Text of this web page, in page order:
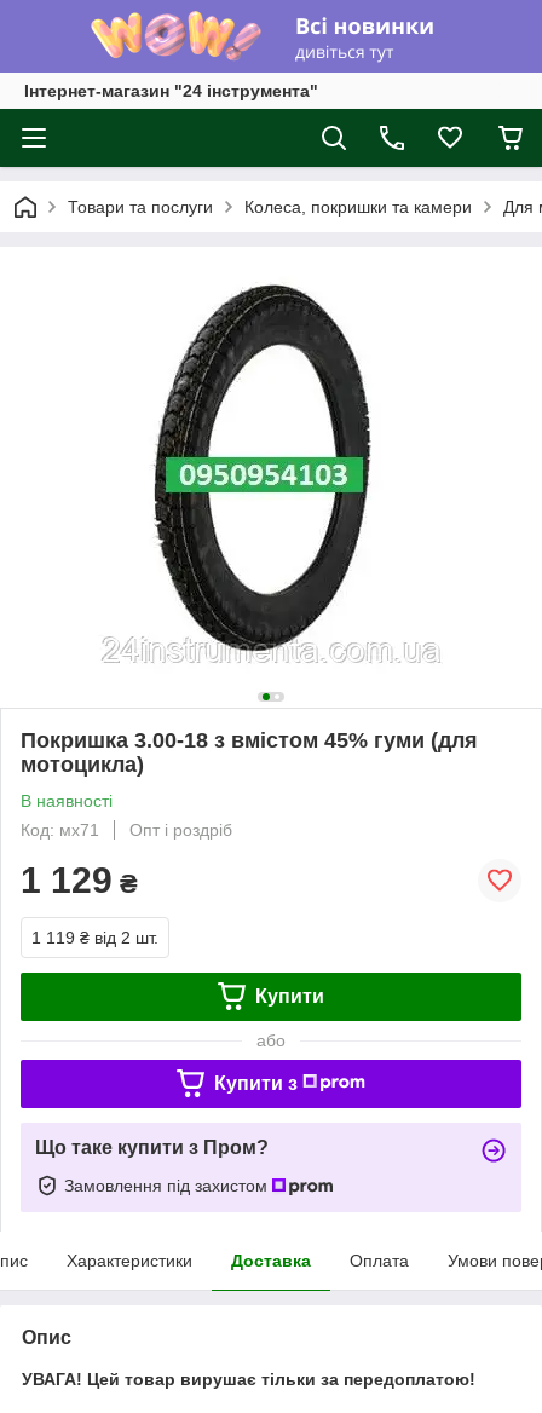
Інтернет-магазин "24 інструмента"
Товари та послуги Колеса, покришки та камери Для
Покришка 3.00-18 з вмістом 45% гуми (для
мотоцикла)
В наявності
Код: мх71
Опт і роздріб
1 129 ₴
1 119 ₴ від 2 шт.
Купити
або
Купити з
Що таке купити з Пром?
Замовлення під захистом
Характеристики Доставка Оплата Умови
Опис
УВАГА! Цей товар вирушає тільки за передоплатою!